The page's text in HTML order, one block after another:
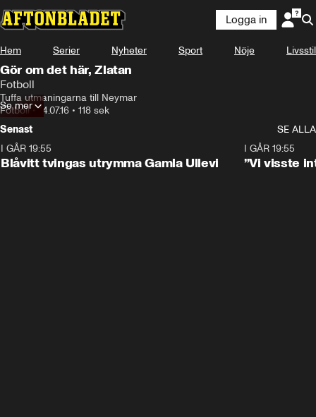
Logga in
Hem Serier Nyheter Sport Nöje Livsstil
Gör om det här, Zlatan
Fotboll
Tuffa utmaningarna till Neymar
Fotboll•14.07.16 • 118 sek
Se mer
Senast
SE ALLA
I GÅR 19:55
Blåvitt tvingas utrymma Gamla Ullevi
I GÅR 19:55
”Vi visste